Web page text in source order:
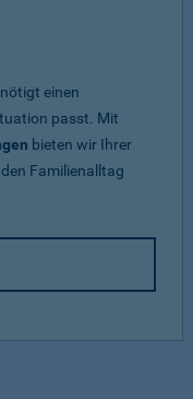
einen
passt. Mit
bieten wir Ihrer
Familienalltag